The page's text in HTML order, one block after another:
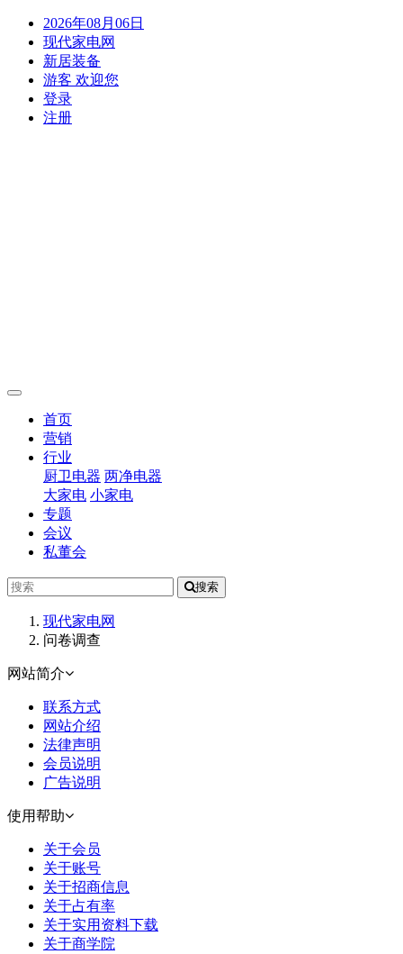
2026年08月06日
现代家电网
新居装备
游客 欢迎您
登录
注册
首页(current)
营销
行业
厨卫电器 两净电器
大家电 小家电
专题
会议
私董会
搜索
现代家电网
问卷调查
网站简介
联系方式
网站介绍
法律声明
会员说明
广告说明
使用帮助
关于会员
关于账号
关于招商信息
关于占有率
关于实用资料下载
关于商学院